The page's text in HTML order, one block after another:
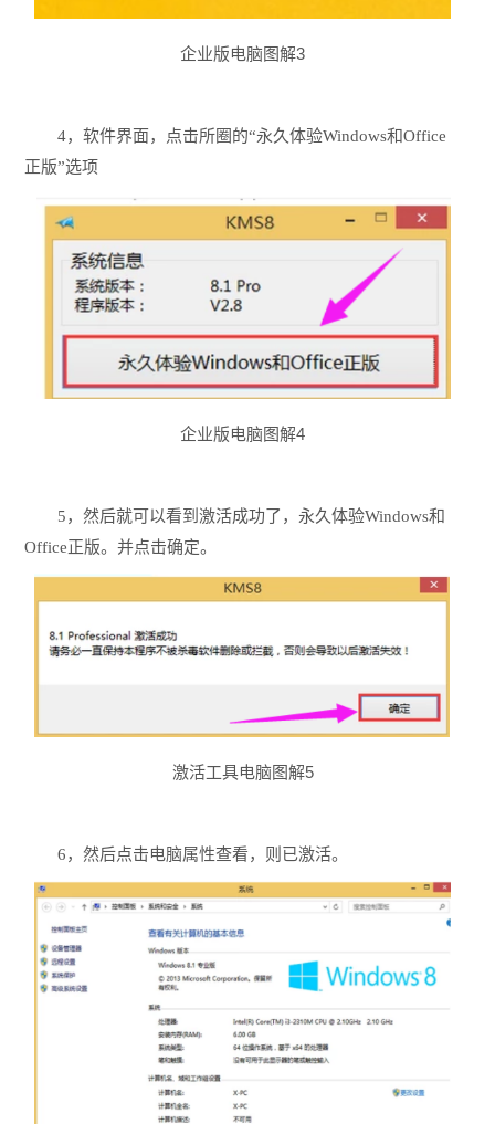
企业版电脑图解3
4，软件界面，点击所圈的“永久体验Windows和Office
正版”选项
企业版电脑图解4
5，然后就可以看到激活成功了，永久体验Windows和
Office正版。并点击确定。
激活工具电脑图解5
6，然后点击电脑属性查看，则已激活。